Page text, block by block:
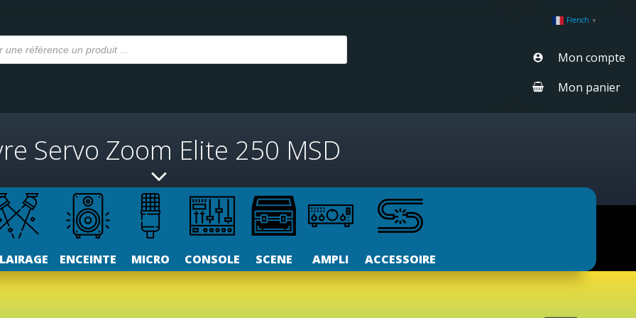
French ▼
Mon compte
Mon panier
Servo Zoom Elite 250 MSD
ENCEINTE MICRO CONSOLE SCENE AMPLI ACCESSOIRE